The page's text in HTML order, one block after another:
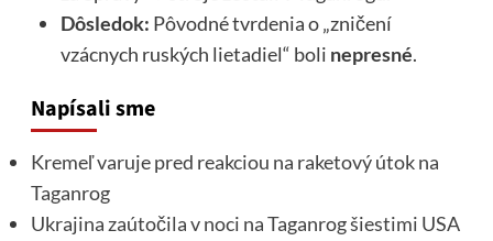
Dôsledok: Pôvodné tvrdenia o „zničení
vzácnych ruských lietadiel“ boli nepresné.
Napísali sme
Kremeľ varuje pred reakciou na raketový útok na
Taganrog
Ukrajina zaútočila v noci na Taganrog šiestimi USA